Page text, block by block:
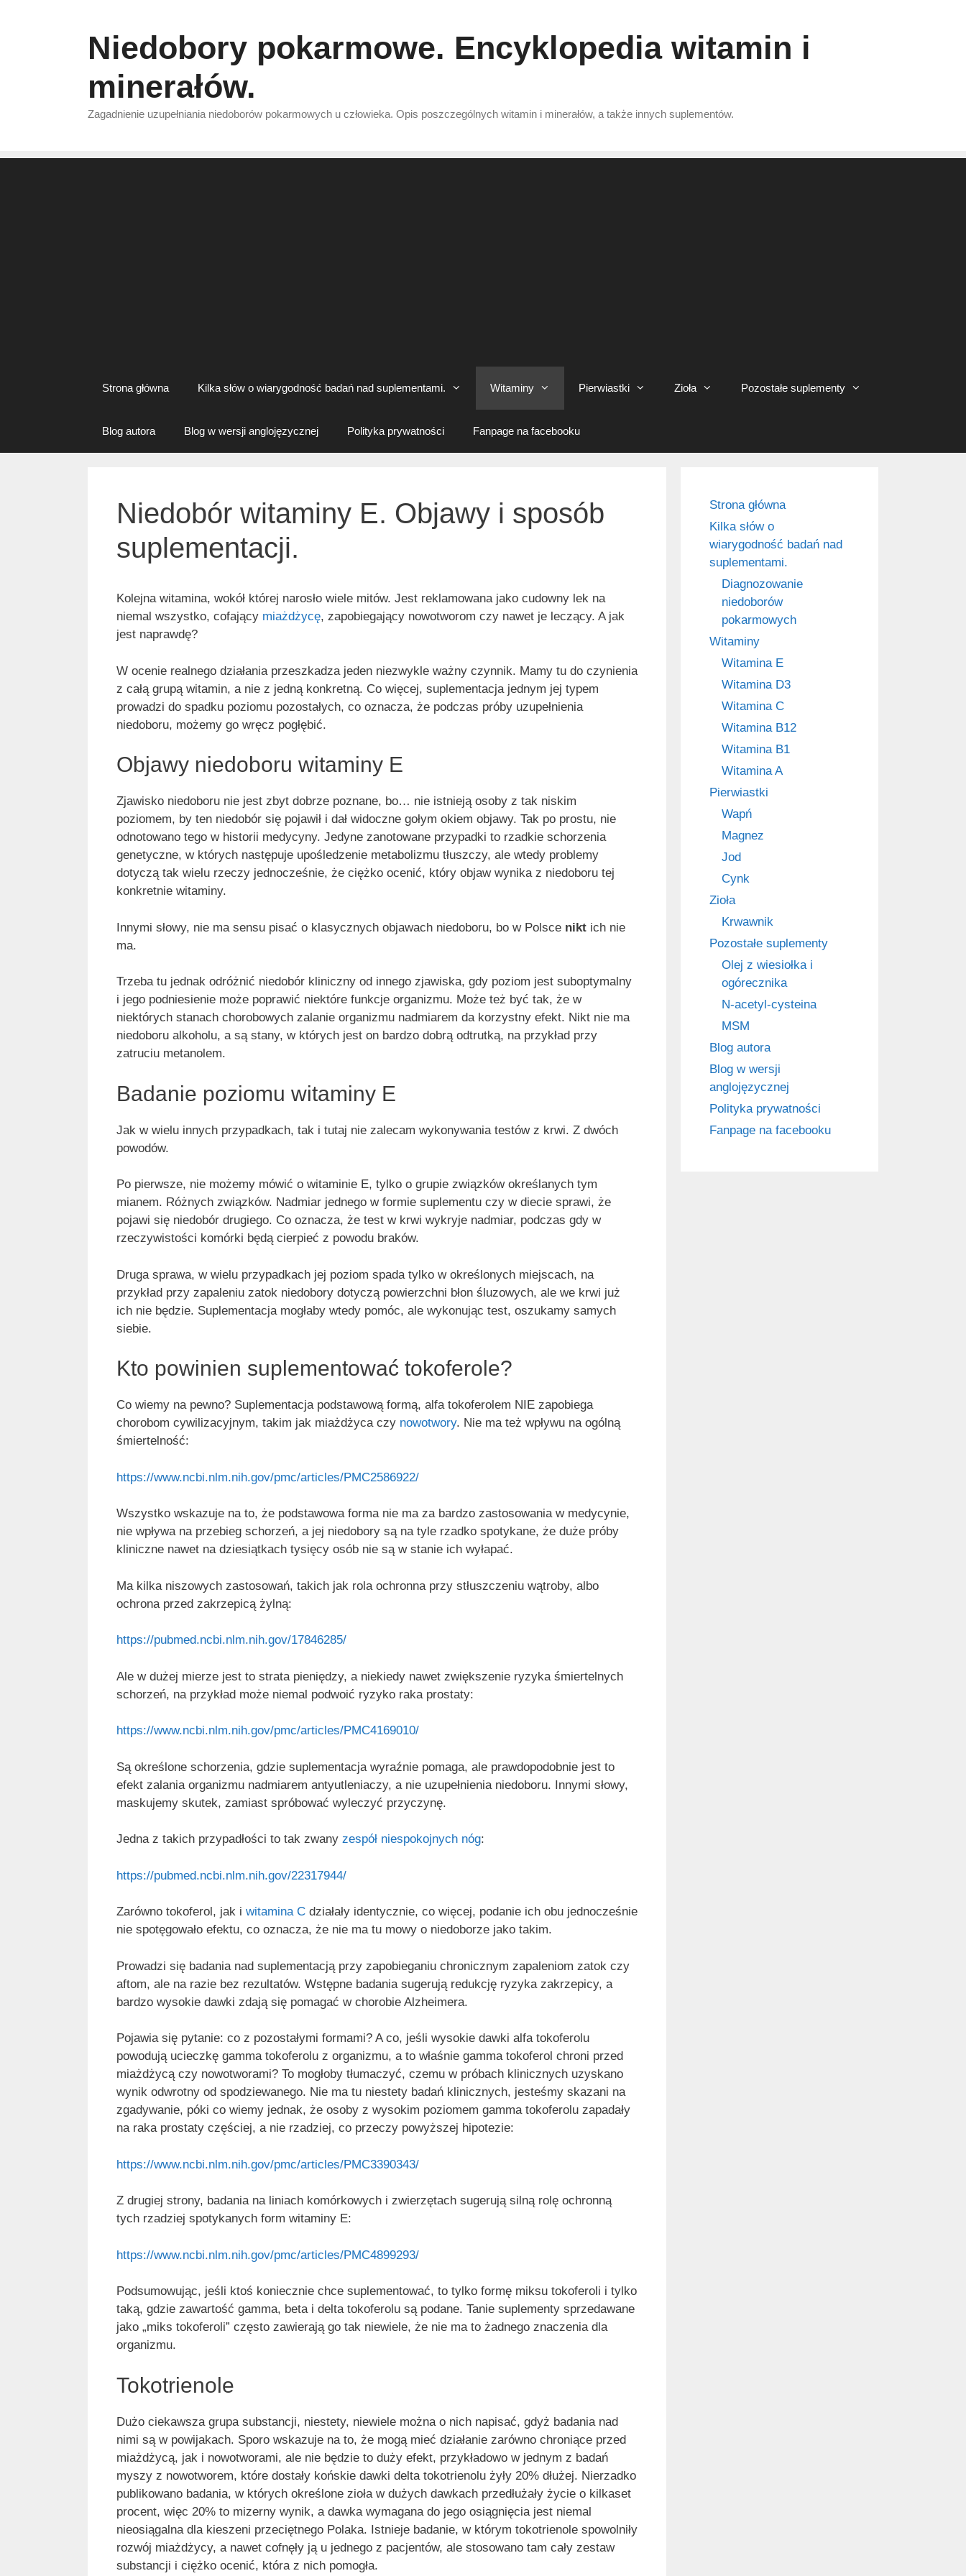
Niedobory pokarmowe. Encyklopedia witamin i
minerałów.
Zagadnienie uzupełniania niedoborów pokarmowych u człowieka. Opis poszczególnych witamin i minerałów, a także innych suplementów.
Strona główna Kilka słów o wiarygodność badań nad suplementami. Witaminy Pierwiastki Zioła Pozostałe suplementy
Blog autora Blog w wersji anglojęzycznej Polityka prywatności Fanpage na facebooku
Niedobór witaminy E. Objawy i sposób
suplementacji.
Kolejna witamina, wokół której narosło wiele mitów. Jest reklamowana jako cudowny lek na
niemal wszystko, cofający miażdżycę, zapobiegający nowotworom czy nawet je leczący. A jak
jest naprawdę?
W ocenie realnego działania przeszkadza jeden niezwykle ważny czynnik. Mamy tu do czynienia
z całą grupą witamin, a nie z jedną konkretną. Co więcej, suplementacja jednym jej typem
prowadzi do spadku poziomu pozostałych, co oznacza, że podczas próby uzupełnienia
niedoboru, możemy go wręcz pogłębić.
Objawy niedoboru witaminy E
Zjawisko niedoboru nie jest zbyt dobrze poznane, bo… nie istnieją osoby z tak niskim
poziomem, by ten niedobór się pojawił i dał widoczne gołym okiem objawy. Tak po prostu, nie
odnotowano tego w historii medycyny. Jedyne zanotowane przypadki to rzadkie schorzenia
genetyczne, w których następuje upośledzenie metabolizmu tłuszczy, ale wtedy problemy
dotyczą tak wielu rzeczy jednocześnie, że ciężko ocenić, który objaw wynika z niedoboru tej
konkretnie witaminy.
Innymi słowy, nie ma sensu pisać o klasycznych objawach niedoboru, bo w Polsce nikt ich nie
ma.
Trzeba tu jednak odróżnić niedobór kliniczny od innego zjawiska, gdy poziom jest suboptymalny
i jego podniesienie może poprawić niektóre funkcje organizmu. Może też być tak, że w
niektórych stanach chorobowych zalanie organizmu nadmiarem da korzystny efekt. Nikt nie ma
niedoboru alkoholu, a są stany, w których jest on bardzo dobrą odtrutką, na przykład przy
zatruciu metanolem.
Badanie poziomu witaminy E
Jak w wielu innych przypadkach, tak i tutaj nie zalecam wykonywania testów z krwi. Z dwóch
powodów.
Po pierwsze, nie możemy mówić o witaminie E, tylko o grupie związków określanych tym
mianem. Różnych związków. Nadmiar jednego w formie suplementu czy w diecie sprawi, że
pojawi się niedobór drugiego. Co oznacza, że test w krwi wykryje nadmiar, podczas gdy w
rzeczywistości komórki będą cierpieć z powodu braków.
Druga sprawa, w wielu przypadkach jej poziom spada tylko w określonych miejscach, na
przykład przy zapaleniu zatok niedobory dotyczą powierzchni błon śluzowych, ale we krwi już
ich nie będzie. Suplementacja mogłaby wtedy pomóc, ale wykonując test, oszukamy samych
siebie.
Kto powinien suplementować tokoferole?
Co wiemy na pewno? Suplementacja podstawową formą, alfa tokoferolem NIE zapobiega
chorobom cywilizacyjnym, takim jak miażdżyca czy nowotwory. Nie ma też wpływu na ogólną
śmiertelność:
https://www.ncbi.nlm.nih.gov/pmc/articles/PMC2586922/
Wszystko wskazuje na to, że podstawowa forma nie ma za bardzo zastosowania w medycynie,
nie wpływa na przebieg schorzeń, a jej niedobory są na tyle rzadko spotykane, że duże próby
kliniczne nawet na dziesiątkach tysięcy osób nie są w stanie ich wyłapać.
Ma kilka niszowych zastosowań, takich jak rola ochronna przy stłuszczeniu wątroby, albo
ochrona przed zakrzepicą żylną:
https://pubmed.ncbi.nlm.nih.gov/17846285/
Ale w dużej mierze jest to strata pieniędzy, a niekiedy nawet zwiększenie ryzyka śmiertelnych
schorzeń, na przykład może niemal podwoić ryzyko raka prostaty:
https://www.ncbi.nlm.nih.gov/pmc/articles/PMC4169010/
Są określone schorzenia, gdzie suplementacja wyraźnie pomaga, ale prawdopodobnie jest to
efekt zalania organizmu nadmiarem antyutleniaczy, a nie uzupełnienia niedoboru. Innymi słowy,
maskujemy skutek, zamiast spróbować wyleczyć przyczynę.
Jedna z takich przypadłości to tak zwany zespół niespokojnych nóg:
https://pubmed.ncbi.nlm.nih.gov/22317944/
Zarówno tokoferol, jak i witamina C działały identycznie, co więcej, podanie ich obu jednocześnie
nie spotęgowało efektu, co oznacza, że nie ma tu mowy o niedoborze jako takim.
Prowadzi się badania nad suplementacją przy zapobieganiu chronicznym zapaleniom zatok czy
aftom, ale na razie bez rezultatów. Wstępne badania sugerują redukcję ryzyka zakrzepicy, a
bardzo wysokie dawki zdają się pomagać w chorobie Alzheimera.
Pojawia się pytanie: co z pozostałymi formami? A co, jeśli wysokie dawki alfa tokoferolu
powodują ucieczkę gamma tokoferolu z organizmu, a to właśnie gamma tokoferol chroni przed
miażdżycą czy nowotworami? To mogłoby tłumaczyć, czemu w próbach klinicznych uzyskano
wynik odwrotny od spodziewanego. Nie ma tu niestety badań klinicznych, jesteśmy skazani na
zgadywanie, póki co wiemy jednak, że osoby z wysokim poziomem gamma tokoferolu zapadały
na raka prostaty częściej, a nie rzadziej, co przeczy powyższej hipotezie:
https://www.ncbi.nlm.nih.gov/pmc/articles/PMC3390343/
Z drugiej strony, badania na liniach komórkowych i zwierzętach sugerują silną rolę ochronną
tych rzadziej spotykanych form witaminy E:
https://www.ncbi.nlm.nih.gov/pmc/articles/PMC4899293/
Podsumowując, jeśli ktoś koniecznie chce suplementować, to tylko formę miksu tokoferoli i tylko
taką, gdzie zawartość gamma, beta i delta tokoferolu są podane. Tanie suplementy sprzedawane
jako „miks tokoferoli” często zawierają go tak niewiele, że nie ma to żadnego znaczenia dla
organizmu.
Tokotrienole
Dużo ciekawsza grupa substancji, niestety, niewiele można o nich napisać, gdyż badania nad
nimi są w powijakach. Sporo wskazuje na to, że mogą mieć działanie zarówno chroniące przed
miażdżycą, jak i nowotworami, ale nie będzie to duży efekt, przykładowo w jednym z badań
myszy z nowotworem, które dostały końskie dawki delta tokotrienolu żyły 20% dłużej. Nierzadko
publikowano badania, w których określone zioła w dużych dawkach przedłużały życie o kilkaset
procent, więc 20% to mizerny wynik, a dawka wymagana do jego osiągnięcia jest niemal
nieosiągalna dla kieszeni przeciętnego Polaka. Istnieje badanie, w którym tokotrienole spowolniły
rozwój miażdżycy, a nawet cofnęły ją u jednego z pacjentów, ale stosowano tam cały zestaw
substancji i ciężko ocenić, która z nich pomogła.
Strona główna
Kilka słów o
wiarygodność badań nad
suplementami.
Diagnozowanie
niedoborów
pokarmowych
Witaminy
Witamina E
Witamina D3
Witamina C
Witamina B12
Witamina B1
Witamina A
Pierwiastki
Wapń
Magnez
Jod
Cynk
Zioła
Krwawnik
Pozostałe suplementy
Olej z wiesiołka i
ogórecznika
N-acetyl-cysteina
MSM
Blog autora
Blog w wersji
anglojęzycznej
Polityka prywatności
Fanpage na facebooku